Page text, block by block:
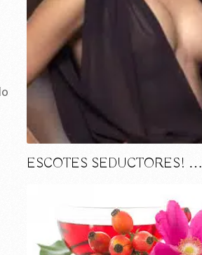
ESCOTES SEDUCTORES! …